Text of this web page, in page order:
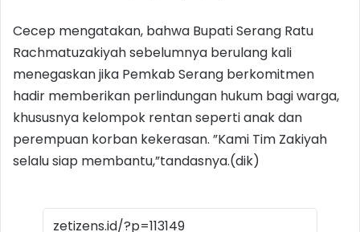
Cecep mengatakan, bahwa Bupati Serang Ratu
Rachmatuzakiyah sebelumnya berulang kali
menegaskan jika Pemkab Serang berkomitmen
hadir memberikan perlindungan hukum bagi warga,
khususnya kelompok rentan seperti anak dan
perempuan korban kekerasan. ”Kami Tim Zakiyah
selalu siap membantu,”tandasnya.(dik)